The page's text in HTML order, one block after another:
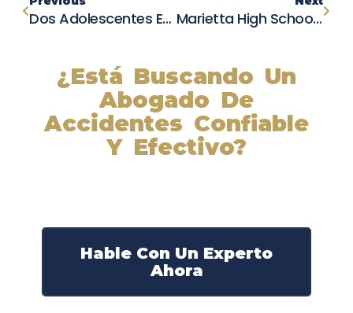
Dos Adolescentes Enfrentan Cargos De Asesinato Por Mortal Ataque A Ciclista En Las Vegas Marietta High School Despide A Brillante Estudiante Fallecida En Trágico Accidente
¿Está Buscando Un
Abogado De
Accidentes Confiable
Y Efectivo?
Hable Con Un Experto
Ahora